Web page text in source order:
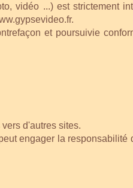
vidéo ...) est strictement
.
et poursuivie
d'autres sites.
engager la responsabilité